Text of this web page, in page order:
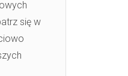
się w